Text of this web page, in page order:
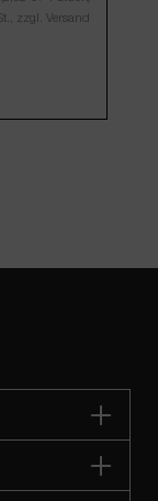
zzgl. Versand